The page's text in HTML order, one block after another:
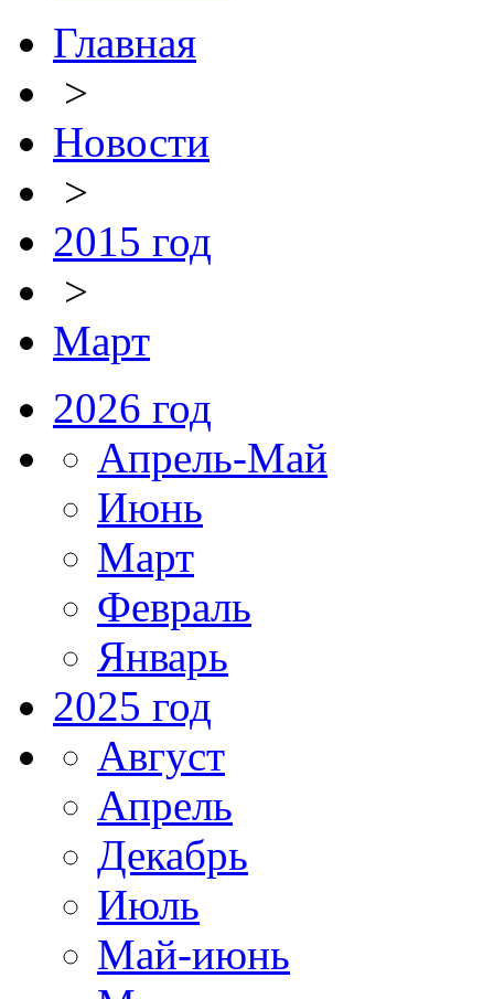
Главная
>
Новости
>
2015 год
>
Март
2026 год
Апрель-Май
Июнь
Март
Февраль
Январь
2025 год
Август
Апрель
Декабрь
Июль
Май-июнь